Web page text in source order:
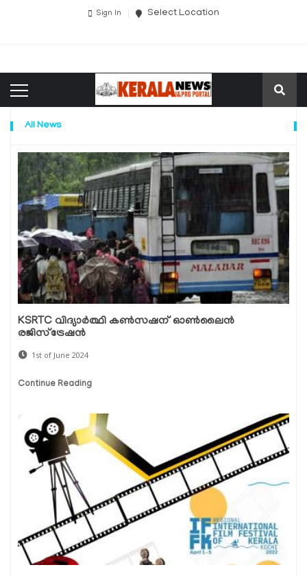
Sign In Select Location
All News
KSRTC വിദ്യാർത്ഥി കൺസഷന് ഓൺലൈൻ
രജിസ്ട്രേഷൻ
1st of June 2024
Continue Reading